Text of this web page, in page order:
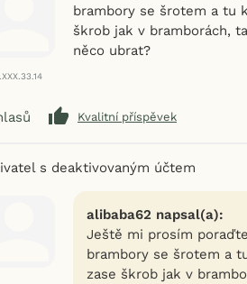
brambory se šrotem a tu
škrob jak v bramborách,
něco ubrat?
Kvalitní příspěvek
s deaktivovaným účtem
alibaba62 napsal(a):
Ještě mi prosím
brambory se šrotem a
zase škrob jak v